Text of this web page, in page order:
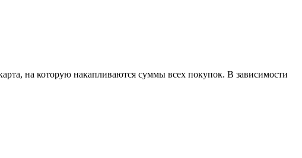
на которую накапливаются суммы всех покупок. В зависимости